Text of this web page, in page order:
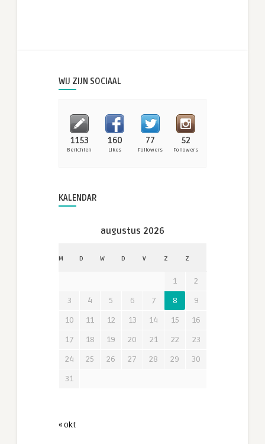
WIJ ZIJN SOCIAAL
1153
Berichten
160
Likes
77
Followers
52
Followers
KALENDAR
augustus 2026
M D W D V Z Z
1
2
3
4 5 6 7 8
9
10
11 12 13 14 15
16
17
18 19 20 21 22
23
24
25 26 27 28 29
30
31
« okt